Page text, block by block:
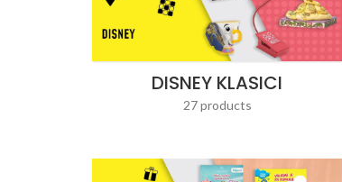
DISNEY KLASICI
27 products